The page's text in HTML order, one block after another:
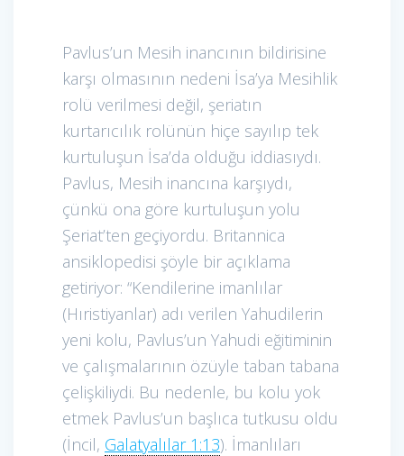
Pavlus’un Mesih inancının bildirisine
karşı olmasının nedeni İsa’ya Mesihlik
rolü verilmesi değil, şeriatın
kurtarıcılık rolünün hiçe sayılıp tek
kurtuluşun İsa’da olduğu iddiasıydı.
Pavlus, Mesih inancına karşıydı,
çünkü ona göre kurtuluşun yolu
Şeriat’ten geçiyordu. Britannica
ansiklopedisi şöyle bir açıklama
getiriyor: “Kendilerine imanlılar
(Hıristiyanlar) adı verilen Yahudilerin
yeni kolu, Pavlus’un Yahudi eğitiminin
ve çalışmalarının özüyle taban tabana
çelişkiliydi. Bu nedenle, bu kolu yok
etmek Pavlus’un başlıca tutkusu oldu
(İncil, Galatyalılar 1:13). İmanlıları